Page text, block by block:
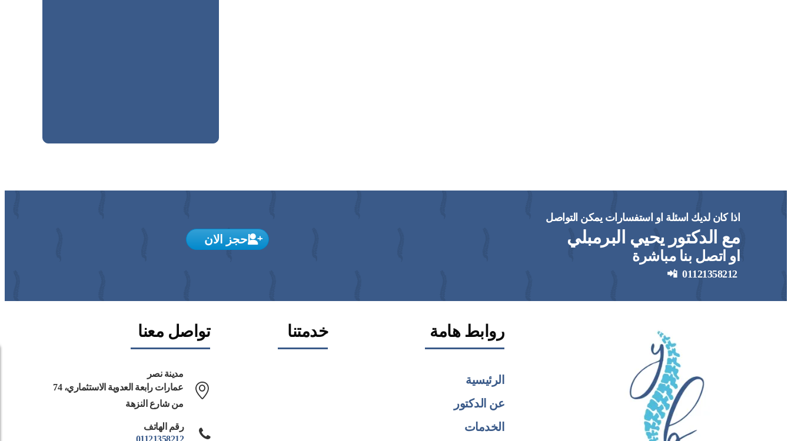
اذا كان لديك اسئلة او استفسارات يمكن التواصل
مع الدكتور يحيي البرمبلي
او اتصل بنا مباشرة
01121358212
📲
احجز الان
روابط هامة
الرئيسية
عن الدكتور
الخدمات
خدمتنا تواصل معنا
مدينة نصر
74 عمارات رابعة العدوية الاستثماري،
من شارع النزهة
رقم الهاتف
01121358212